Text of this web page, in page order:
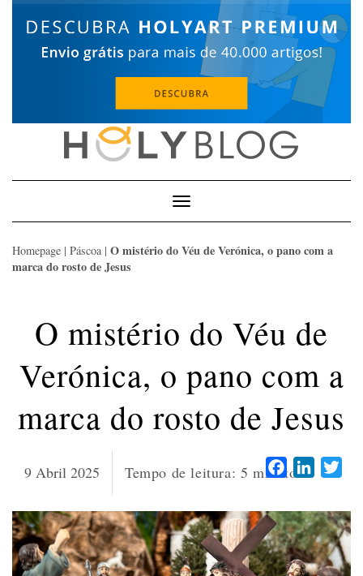
Toggle
Navigation
Homepage | Páscoa | O mistério do Véu de Verónica, o pano com a
marca do rosto de Jesus
O mistério do Véu de
Verónica, o pano com a
marca do rosto de Jesus
9 Abril 2025 Tempo de leitura: 5 minutosFacebook